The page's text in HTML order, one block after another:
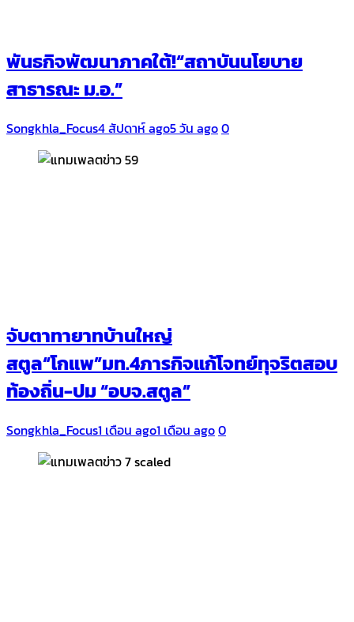
พันธกิจพัฒนาภาคใต้!“สถาบันนโยบาย
สาธารณะ ม.อ.”
Songkhla_Focus4 สัปดาห์ ago5 วัน ago0
จับตาทายาทบ้านใหญ่
สตูล“โกแพ”มท.4ภารกิจแก้โจทย์ทุจริตสอบ
ท้องถิ่น-ปม “อบจ.สตูล”
Songkhla_Focus1 เดือน ago1 เดือน ago0